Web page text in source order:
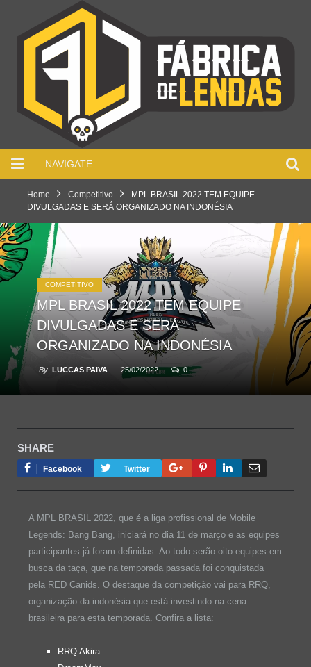
NAVIGATE
Home Competitivo
MPL BRASIL 2022 TEM EQUIPE
DIVULGADAS E SERÁ ORGANIZADO NA INDONÉSIA
COMPETITIVO
MPL BRASIL 2022 TEM EQUIPE
DIVULGADAS E SERÁ
ORGANIZADO NA INDONÉSIA
By LUCCAS PAIVA 25/02/2022 0
SHARE
Facebook Twitter Google+PinterestLinkedIn
A MPL BRASIL 2022, que é a liga profissional de Mobile
Legends: Bang Bang, iniciará no dia 11 de março e as equipes
participantes já foram definidas. Ao todo serão oito equipes em
busca da taça, que na temporada passada foi conquistada
pela RED Canids. O destaque da competição vai para RRQ,
organização da indonésia que está investindo na cena
brasileira para esta temporada. Confira a lista:
RRQ Akira